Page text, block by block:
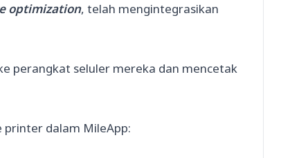
optimization, telah mengintegrasikan
perangkat seluler mereka dan mencetak
dalam MileApp: